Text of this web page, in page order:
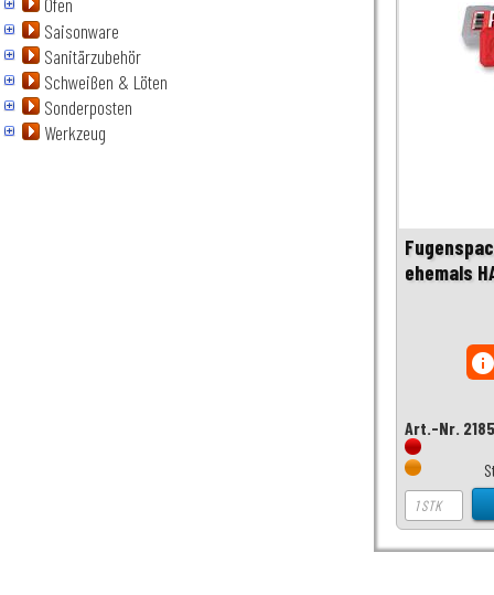
Ofen
Saisonware
Sanitärzubehör
Schweißen & Löten
Sonderposten
Werkzeug
ehemals
Art.-Nr.